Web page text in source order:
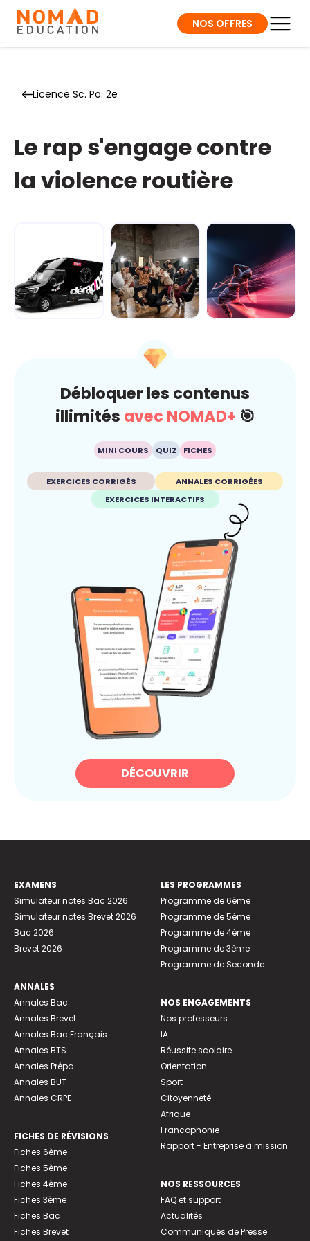
NOS OFFRES
Licence Sc. Po. 2e
Le rap s'engage contre
la violence routière
Carré sur la
route... je gère
avant qu'ç...
Débloquer les contenus
illimités avec NOMAD+ 🎯
MINI COURS QUIZ FICHES
EXERCICES CORRIGÉS
ANNALES CORRIGÉES
EXERCICES INTERACTIFS
DÉCOUVRIR
EXAMENS
Simulateur notes Bac 2026
Simulateur notes Brevet 2026
Bac 2026
Brevet 2026
ANNALES
Annales Bac
Annales Brevet
Annales Bac Français
Annales BTS
Annales Prépa
Annales BUT
Annales CRPE
FICHES DE RÉVISIONS
Fiches 6ème
Fiches 5ème
Fiches 4ème
Fiches 3ème
Fiches Bac
Fiches Brevet
LES PROGRAMMES
Programme de 6ème
Programme de 5ème
Programme de 4ème
Programme de 3ème
Programme de Seconde
NOS ENGAGEMENTS
Nos professeurs
IA
Réussite scolaire
Orientation
Sport
Citoyenneté
Afrique
Francophonie
Rapport - Entreprise à mission
NOS RESSOURCES
FAQ et support
Actualités
Communiqués de Presse